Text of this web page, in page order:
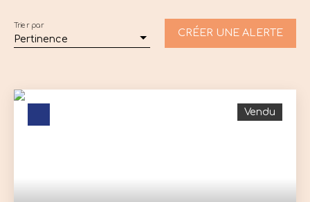
Pertinence
Trier par
CRÉER UNE ALERTE
Vendu